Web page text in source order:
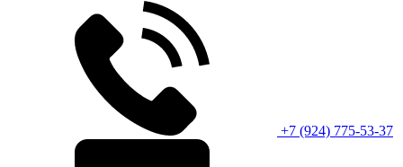
+7 (924) 775-53-37